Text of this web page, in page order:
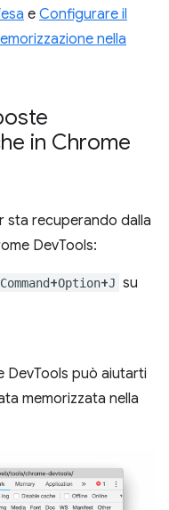
e Configurare il
nella
in Chrome
sta recuperando dalla
DevTools:
Command+Option+J su
DevTools può aiutarti
memorizzata nella